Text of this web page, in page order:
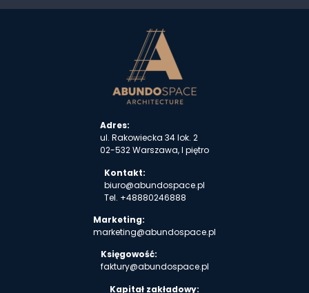
Adres:
ul. Rakowiecka 34 lok. 2
02-532 Warszawa, I piętro
Kontakt:
biuro@abundospace.pl
Tel. +48880246888
Marketing:
marketing@abundospace.pl
Księgowość:
faktury@abundospace.pl
Kapitał zakładowy: